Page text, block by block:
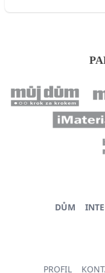
DŮM
PROFIL